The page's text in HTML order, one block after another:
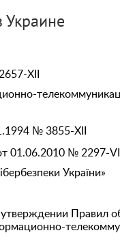
XII
№ 3855-XII
01.06.2010 № 2297-VI
України»
Правил